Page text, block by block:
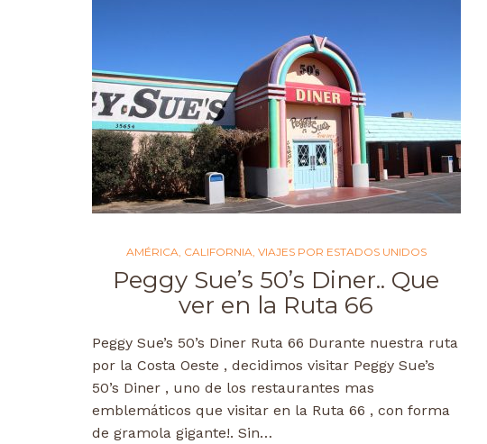
AMÉRICA CALIFORNIA VIAJES POR ESTADOS UNIDOS
Peggy Sue’s 50’s Diner.. Que
ver en la Ruta 66
Peggy Sue’s 50’s Diner Ruta 66 Durante nuestra ruta
por la Costa Oeste , decidimos visitar Peggy Sue’s
50’s Diner , uno de los restaurantes mas
emblemáticos que visitar en la Ruta 66 , con forma
de gramola gigante!. Sin…